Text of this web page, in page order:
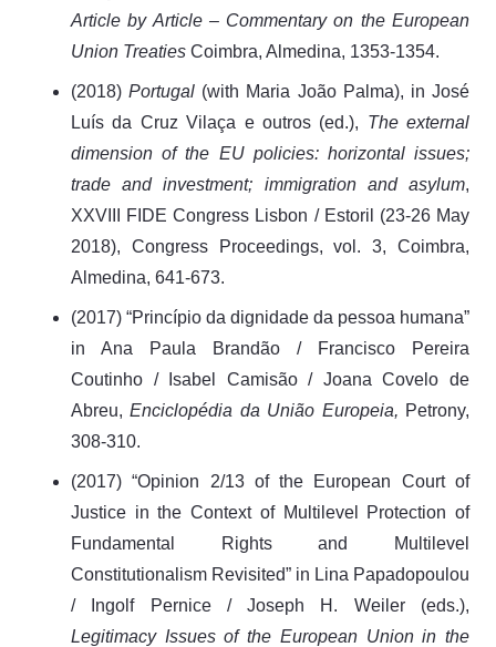
Article by Article – Commentary on the European
Union Treaties Coimbra, Almedina, 1353-1354.
(2018)Portugal (with Maria João Palma), in José
Luís da Cruz Vilaça e outros (ed.), The external
dimension of the EU policies: horizontal issues;
trade and investment; immigration and asylum,
XXVIII FIDE Congress Lisbon / Estoril (23-26 May
2018), Congress Proceedings, vol. 3, Coimbra,
Almedina, 641-673.
(2017) “Princípio da dignidade da pessoa humana”
in Ana Paula Brandão / Francisco Pereira
Coutinho / Isabel Camisão / Joana Covelo de
Abreu,Enciclopédia da União Europeia, Petrony,
308-310.
(2017) “Opinion 2/13 of the European Court of
Justice in the Context of Multilevel Protection of
Fundamental Rights and Multilevel
Constitutionalism Revisited” in Lina Papadopoulou
/ Ingolf Pernice / Joseph H. Weiler (eds.),
Legitimacy Issues of the European Union in the